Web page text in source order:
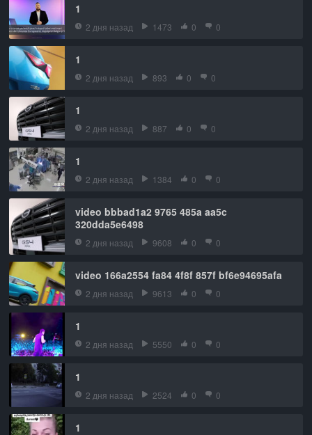
1
2 дня назад 1473 0 0
1
2 дня назад 893 0 0
1
2 дня назад 887 0 0
1
2 дня назад 1384 0 0
video bbbad1a2 9765 485a aa5c
320dda5e6498
2 дня назад 9608 0 0
video 166a2554 fa84 4f8f 857f bf6e94695afa
2 дня назад 9613 0 0
1
2 дня назад 5550 0 0
1
2 дня назад 2524 0 0
1